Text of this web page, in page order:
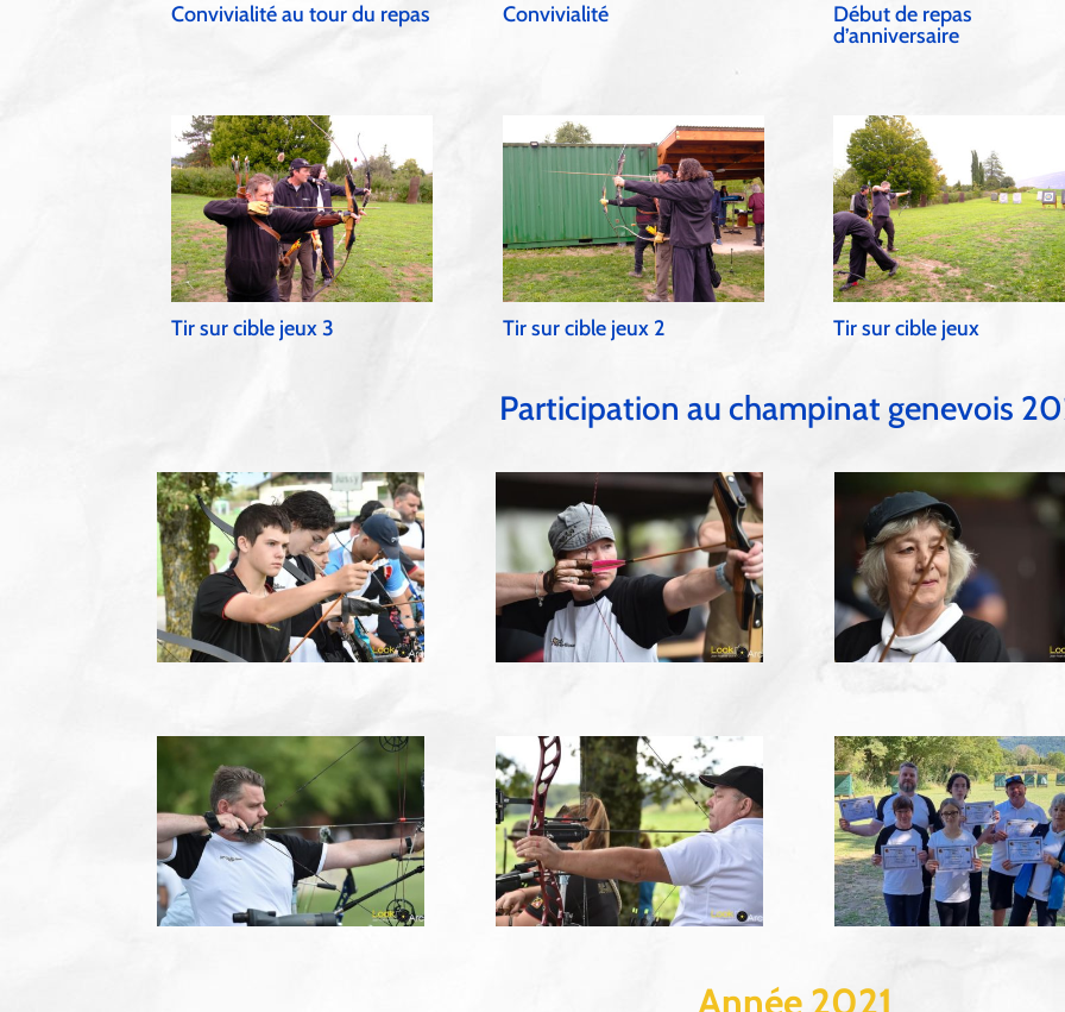
Convivialité au tour du repas Convivialité
Début de repas
d’anniversaire
Tir sur cible jeux 3 Tir sur cible jeux 2 Tir sur cible jeux
Participation au champinat genevois
Année 2021